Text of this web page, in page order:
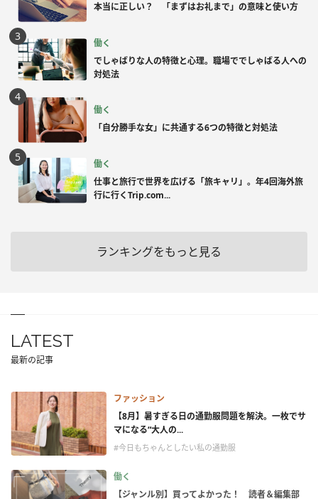
本当に正しい？ 「まずはお礼まで」の意味と使い方
働く
でしゃばりな人の特徴と心理。職場ででしゃばる人への
対処法
働く
「自分勝手な女」に共通する6つの特徴と対処法
働く
仕事と旅行で世界を広げる「旅キャリ」。年4回海外旅
行に行くTrip.com...
ランキングをもっと見る
LATEST
最新の記事
ファッション
【8月】暑すぎる日の通勤服問題を解決。一枚でサ
マになる“大人の...
#今日もちゃんとしたい私の通勤服
働く
【ジャンル別】買ってよかった！ 読者＆編集部